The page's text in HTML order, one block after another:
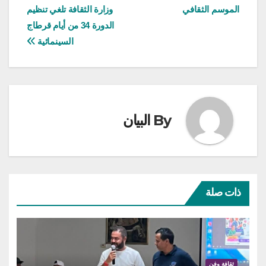
المقالات
وزارة الثقافة تلغي تنظيم
الدورة 34 من أيام قرطاج
السينمائية
الموسم الثقافي
By البيان
ذات صلة
ثقافة وفن